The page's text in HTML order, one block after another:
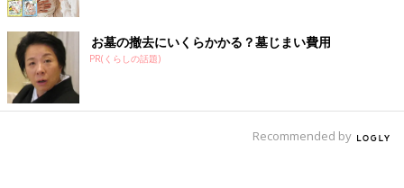
お墓の撤去にいくらかかる？墓じまい費用
PR(くらしの話題)
Recommended by